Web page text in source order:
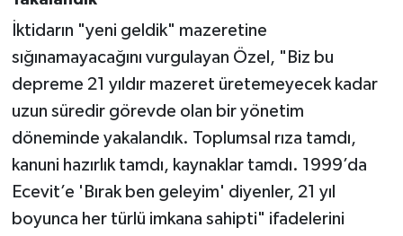
İktidarın "yeni geldik" mazeretine
sığınamayacağını vurgulayan Özel, "Biz bu
depreme 21 yıldır mazeret üretemeyecek kadar
uzun süredir görevde olan bir yönetim
döneminde yakalandık. Toplumsal rıza tamdı,
kanuni hazırlık tamdı, kaynaklar tamdı. 1999’da
Ecevit’e 'Bırak ben geleyim' diyenler, 21 yıl
boyunca her türlü imkana sahipti" ifadelerini